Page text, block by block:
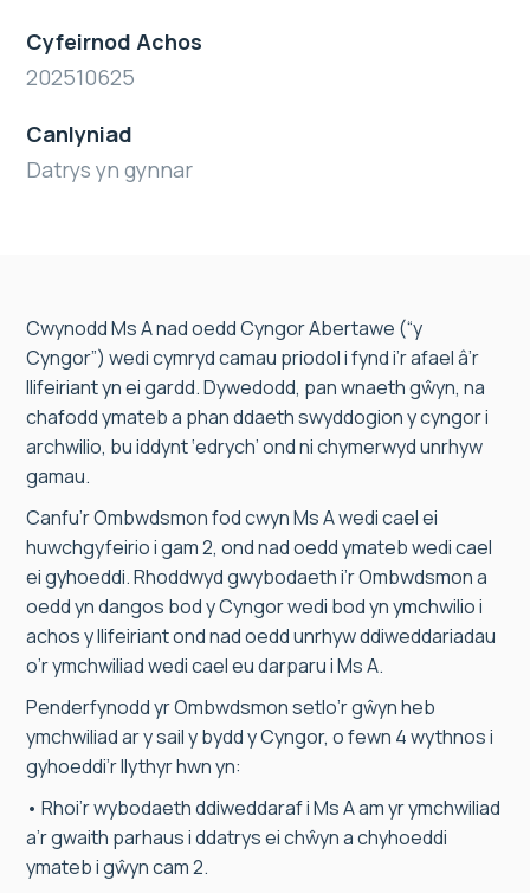
Cyfeirnod Achos
202510625
Canlyniad
Datrys yn gynnar
Cwynodd Ms A nad oedd Cyngor Abertawe (“y
Cyngor”) wedi cymryd camau priodol i fynd i’r afael â’r
llifeiriant yn ei gardd. Dywedodd, pan wnaeth gŵyn, na
chafodd ymateb a phan ddaeth swyddogion y cyngor i
archwilio, bu iddynt ‘edrych’ ond ni chymerwyd unrhyw
gamau.
Canfu’r Ombwdsmon fod cwyn Ms A wedi cael ei
huwchgyfeirio i gam 2, ond nad oedd ymateb wedi cael
ei gyhoeddi. Rhoddwyd gwybodaeth i’r Ombwdsmon a
oedd yn dangos bod y Cyngor wedi bod yn ymchwilio i
achos y llifeiriant ond nad oedd unrhyw ddiweddariadau
o’r ymchwiliad wedi cael eu darparu i Ms A.
Penderfynodd yr Ombwdsmon setlo’r gŵyn heb
ymchwiliad ar y sail y bydd y Cyngor, o fewn 4 wythnos i
gyhoeddi’r llythyr hwn yn:
• Rhoi’r wybodaeth ddiweddaraf i Ms A am yr ymchwiliad
a’r gwaith parhaus i ddatrys ei chŵyn a chyhoeddi
ymateb i gŵyn cam 2.